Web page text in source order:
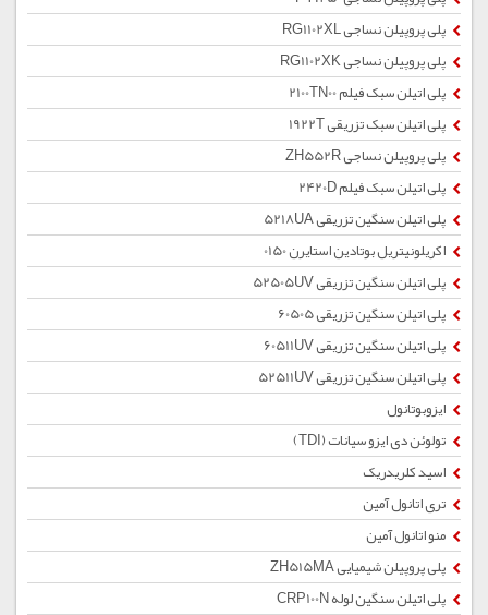
پلی پروپیلن نساجی RG1102XL
پلی پروپیلن نساجی RG1102XK
پلی اتیلن سبک فیلم 2100TN00
پلی اتیلن سبک تزریقی 1922T
پلی پروپیلن نساجی ZH552R
پلی اتیلن سبک فیلم 2420D
پلی اتیلن سنگین تزریقی 5218UA
اکریلونیتریل بوتادین استایرن 0150
پلی اتیلن سنگین تزریقی 52505UV
پلی اتیلن سنگین تزریقی 60505
پلی اتیلن سنگین تزریقی 60511UV
پلی اتیلن سنگین تزریقی 52511UV
ایزوبوتانول
تولوئن دی ایزو سیانات (TDI)
اسید کلریدریک
تری اتانول آمین
منو اتانول آمین
پلی پروپیلن شیمیایی ZH515MA
پلی اتیلن سنگین لوله CRP100N